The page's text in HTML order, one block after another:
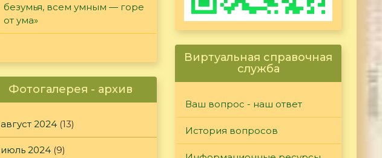
безумья, всем умным — горе
от ума»
Фотогалерея - архив
август 2024 (13)
июль 2024 (9)
Виртуальная справочная
служба
Ваш вопрос - наш ответ
История вопросов